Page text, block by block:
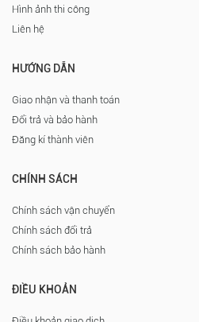
Hình ảnh thi công
Liên hệ
HƯỚNG DẪN
Giao nhận và thanh toán
Đổi trả và bảo hành
Đăng kí thành viên
CHÍNH SÁCH
Chính sách vận chuyển
Chính sách đổi trả
Chính sách bảo hành
ĐIỀU KHOẢN